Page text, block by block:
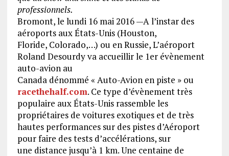
professionnels.
Bromont, le lundi 16 mai 2016 —A l’instar des
aéroports aux États-Unis (Houston,
Floride, Colorado,…) ou en Russie, L’aéroport
Roland Desourdy va accueillir le 1er évènement
auto-avion au
Canada dénommé « Auto-Avion en piste » ou
racethehalf.com. Ce type d’évènement très
populaire aux États-Unis rassemble les
propriétaires de voitures exotiques et de très
hautes performances sur des pistes d’Aéroport
pour faire des tests d’accélérations, sur
une distance jusqu’à 1 km. Une centaine de